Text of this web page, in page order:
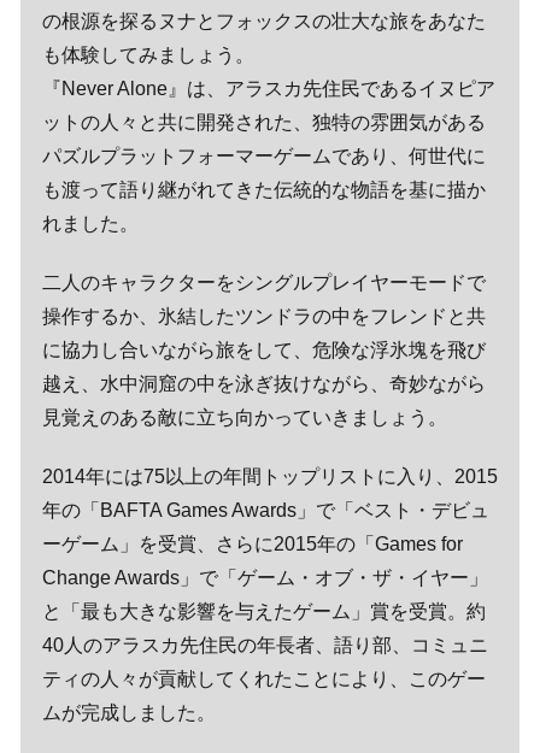
の根源を探るヌナとフォックスの壮大な旅をあなた
も体験してみましょう。
『Never Alone』は、アラスカ先住民であるイヌピア
ットの人々と共に開発された、独特の雰囲気がある
パズルプラットフォーマーゲームであり、何世代に
も渡って語り継がれてきた伝統的な物語を基に描か
れました。
二人のキャラクターをシングルプレイヤーモードで
操作するか、氷結したツンドラの中をフレンドと共
に協力し合いながら旅をして、危険な浮氷塊を飛び
越え、水中洞窟の中を泳ぎ抜けながら、奇妙ながら
見覚えのある敵に立ち向かっていきましょう。
2014年には75以上の年間トップリストに入り、2015
年の「BAFTA Games Awards」で「ベスト・デビュ
ーゲーム」を受賞、さらに2015年の「Games for
Change Awards」で「ゲーム・オブ・ザ・イヤー」
と「最も大きな影響を与えたゲーム」賞を受賞。約
40人のアラスカ先住民の年長者、語り部、コミュニ
ティの人々が貢献してくれたことにより、このゲー
ムが完成しました。